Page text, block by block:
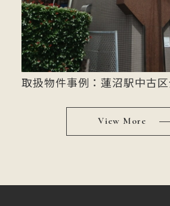
取扱物件事例：蓮沼駅中古
View More